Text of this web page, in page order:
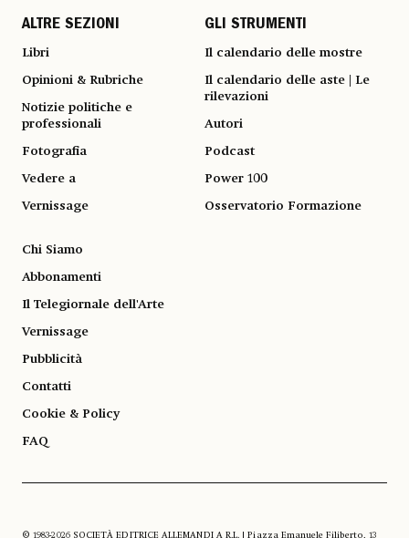
ALTRE SEZIONI
Libri
Opinioni & Rubriche
Notizie politiche e
professionali
Fotografia
Vedere a
Vernissage
GLI STRUMENTI
Il calendario delle mostre
Il calendario delle aste | Le
rilevazioni
Autori
Podcast
Power 100
Osservatorio Formazione
Chi Siamo
Abbonamenti
Il Telegiornale dell'Arte
Vernissage
Pubblicità
Contatti
Cookie & Policy
FAQ
© 1983-2026 SOCIETÀ EDITRICE ALLEMANDI A R.L. | Piazza Emanuele Filiberto, 13